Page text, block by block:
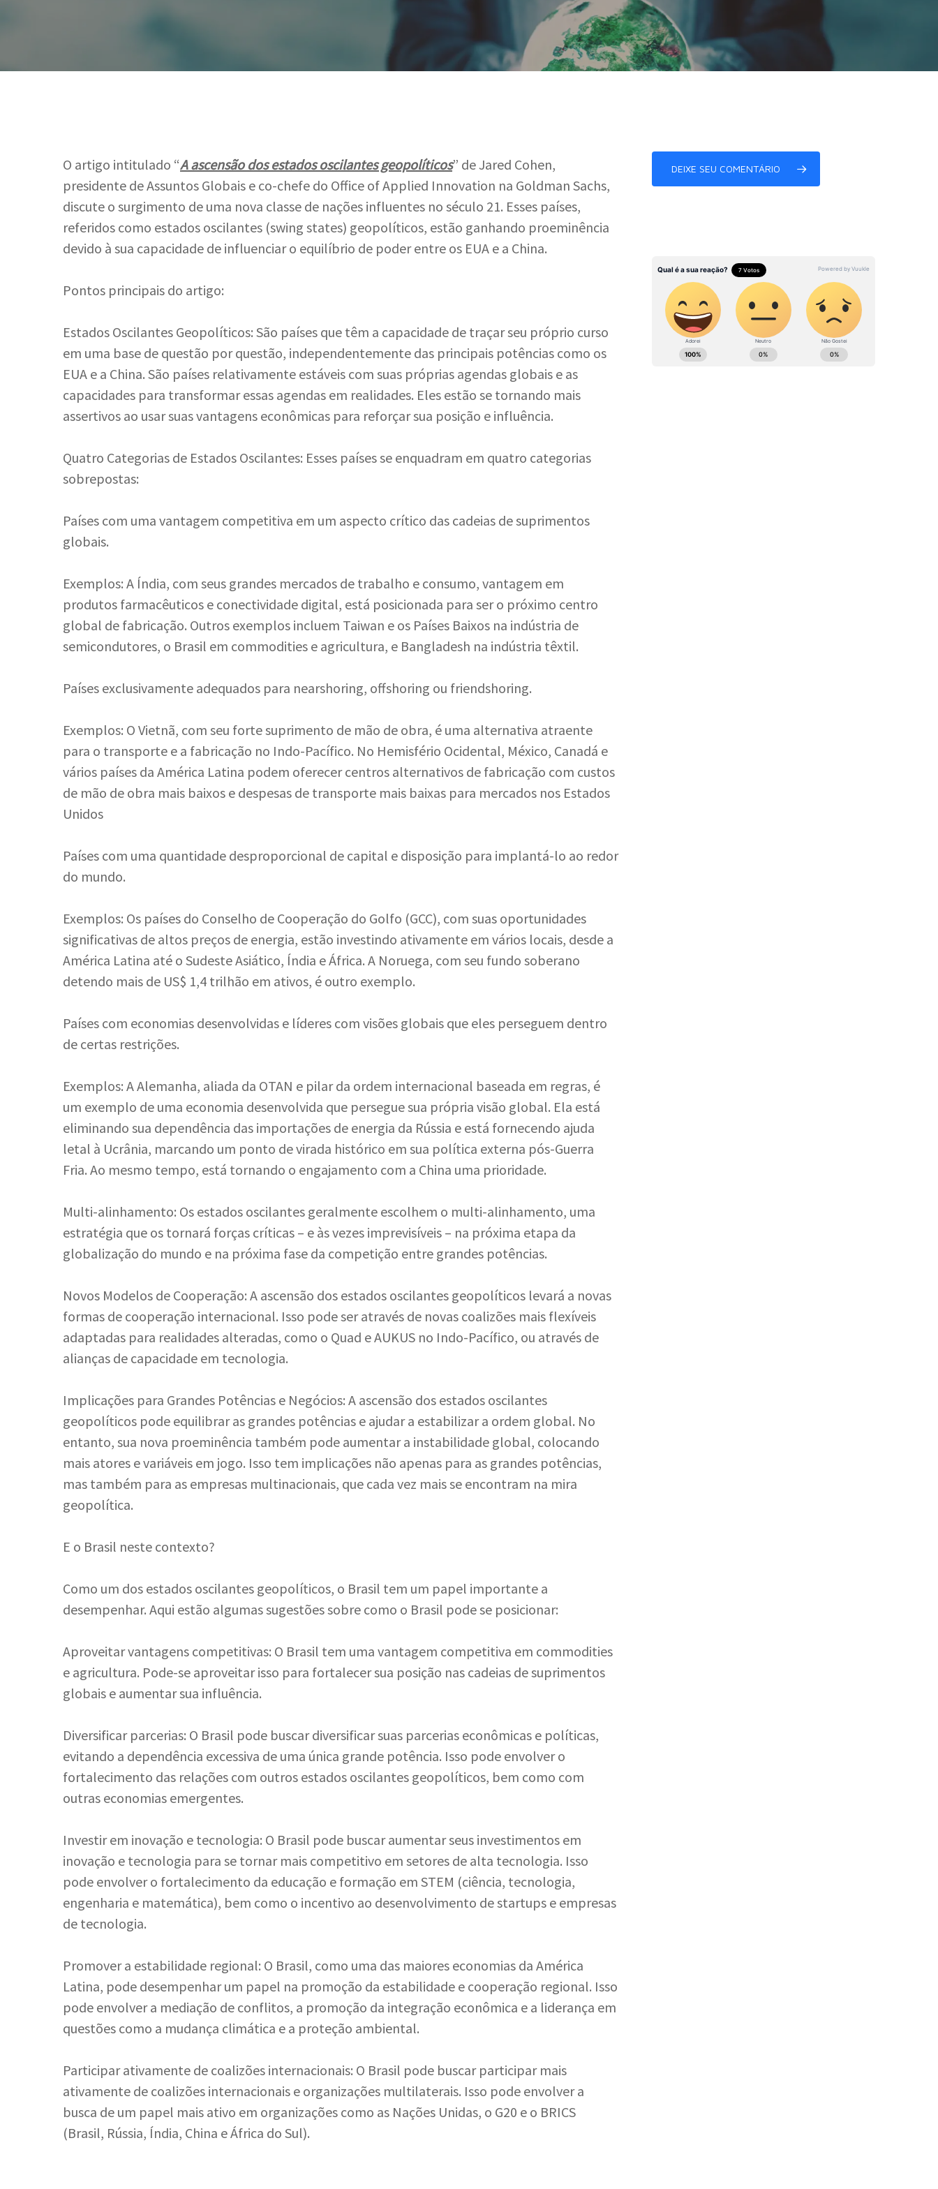
O artigo intitulado “A ascensão dos estados oscilantes geopolíticos” de Jared Cohen,
presidente de Assuntos Globais e co-chefe do Office of Applied Innovation na Goldman Sachs,
discute o surgimento de uma nova classe de nações influentes no século 21. Esses países,
referidos como estados oscilantes (swing states) geopolíticos, estão ganhando proeminência
devido à sua capacidade de influenciar o equilíbrio de poder entre os EUA e a China.
Pontos principais do artigo:
Estados Oscilantes Geopolíticos: São países que têm a capacidade de traçar seu próprio curso
em uma base de questão por questão, independentemente das principais potências como os
EUA e a China. São países relativamente estáveis com suas próprias agendas globais e as
capacidades para transformar essas agendas em realidades. Eles estão se tornando mais
assertivos ao usar suas vantagens econômicas para reforçar sua posição e influência.
Quatro Categorias de Estados Oscilantes: Esses países se enquadram em quatro categorias
sobrepostas:
Países com uma vantagem competitiva em um aspecto crítico das cadeias de suprimentos
globais.
Exemplos: A Índia, com seus grandes mercados de trabalho e consumo, vantagem em
produtos farmacêuticos e conectividade digital, está posicionada para ser o próximo centro
global de fabricação. Outros exemplos incluem Taiwan e os Países Baixos na indústria de
semicondutores, o Brasil em commodities e agricultura, e Bangladesh na indústria têxtil.
Países exclusivamente adequados para nearshoring, offshoring ou friendshoring.
Exemplos: O Vietnã, com seu forte suprimento de mão de obra, é uma alternativa atraente
para o transporte e a fabricação no Indo-Pacífico. No Hemisfério Ocidental, México, Canadá e
vários países da América Latina podem oferecer centros alternativos de fabricação com custos
de mão de obra mais baixos e despesas de transporte mais baixas para mercados nos Estados
Unidos
Países com uma quantidade desproporcional de capital e disposição para implantá-lo ao redor
do mundo.
Exemplos: Os países do Conselho de Cooperação do Golfo (GCC), com suas oportunidades
significativas de altos preços de energia, estão investindo ativamente em vários locais, desde a
América Latina até o Sudeste Asiático, Índia e África. A Noruega, com seu fundo soberano
detendo mais de US$ 1,4 trilhão em ativos, é outro exemplo.
Países com economias desenvolvidas e líderes com visões globais que eles perseguem dentro
de certas restrições.
Exemplos: A Alemanha, aliada da OTAN e pilar da ordem internacional baseada em regras, é
um exemplo de uma economia desenvolvida que persegue sua própria visão global. Ela está
eliminando sua dependência das importações de energia da Rússia e está fornecendo ajuda
letal à Ucrânia, marcando um ponto de virada histórico em sua política externa pós-Guerra
Fria. Ao mesmo tempo, está tornando o engajamento com a China uma prioridade.
Multi-alinhamento: Os estados oscilantes geralmente escolhem o multi-alinhamento, uma
estratégia que os tornará forças críticas – e às vezes imprevisíveis – na próxima etapa da
globalização do mundo e na próxima fase da competição entre grandes potências.
Novos Modelos de Cooperação: A ascensão dos estados oscilantes geopolíticos levará a novas
formas de cooperação internacional. Isso pode ser através de novas coalizões mais flexíveis
adaptadas para realidades alteradas, como o Quad e AUKUS no Indo-Pacífico, ou através de
alianças de capacidade em tecnologia.
Implicações para Grandes Potências e Negócios: A ascensão dos estados oscilantes
geopolíticos pode equilibrar as grandes potências e ajudar a estabilizar a ordem global. No
entanto, sua nova proeminência também pode aumentar a instabilidade global, colocando
mais atores e variáveis em jogo. Isso tem implicações não apenas para as grandes potências,
mas também para as empresas multinacionais, que cada vez mais se encontram na mira
geopolítica.
E o Brasil neste contexto?
Como um dos estados oscilantes geopolíticos, o Brasil tem um papel importante a
desempenhar. Aqui estão algumas sugestões sobre como o Brasil pode se posicionar:
Aproveitar vantagens competitivas: O Brasil tem uma vantagem competitiva em commodities
e agricultura. Pode-se aproveitar isso para fortalecer sua posição nas cadeias de suprimentos
globais e aumentar sua influência.
Diversificar parcerias: O Brasil pode buscar diversificar suas parcerias econômicas e políticas,
evitando a dependência excessiva de uma única grande potência. Isso pode envolver o
fortalecimento das relações com outros estados oscilantes geopolíticos, bem como com
outras economias emergentes.
Investir em inovação e tecnologia: O Brasil pode buscar aumentar seus investimentos em
inovação e tecnologia para se tornar mais competitivo em setores de alta tecnologia. Isso
pode envolver o fortalecimento da educação e formação em STEM (ciência, tecnologia,
engenharia e matemática), bem como o incentivo ao desenvolvimento de startups e empresas
de tecnologia.
Promover a estabilidade regional: O Brasil, como uma das maiores economias da América
Latina, pode desempenhar um papel na promoção da estabilidade e cooperação regional. Isso
pode envolver a mediação de conflitos, a promoção da integração econômica e a liderança em
questões como a mudança climática e a proteção ambiental.
Participar ativamente de coalizões internacionais: O Brasil pode buscar participar mais
ativamente de coalizões internacionais e organizações multilaterais. Isso pode envolver a
busca de um papel mais ativo em organizações como as Nações Unidas, o G20 e o BRICS
(Brasil, Rússia, Índia, China e África do Sul).
DEIXE SEU COMENTÁRIO